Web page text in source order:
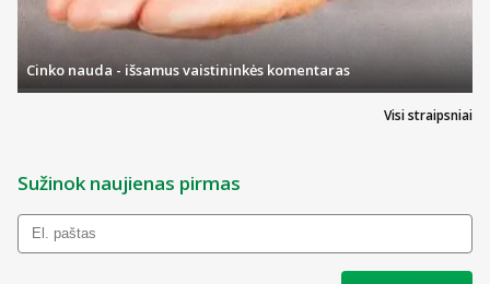
Visi straipsniai
Cinko nauda - išsamus vaistininkės komentaras
Sužinok naujienas pirmas